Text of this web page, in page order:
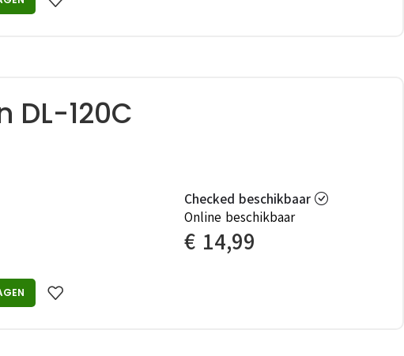
DL-120C
Checked beschikbaar
Online beschikbaar
€ 14,99